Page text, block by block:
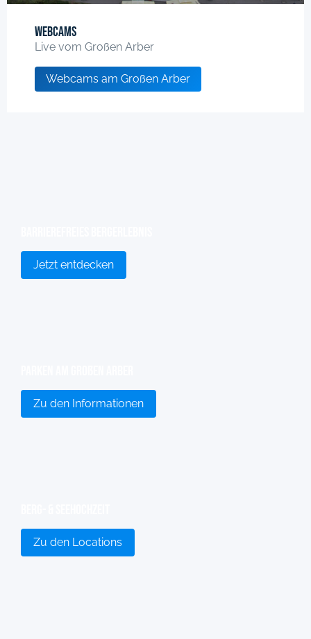
Webcams
Live vom Großen Arber
Webcams am Großen Arber
Jetzt entdecken
Zu den Informationen
Zu den Locations